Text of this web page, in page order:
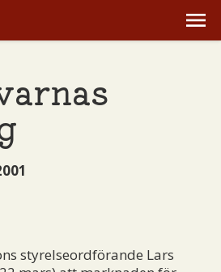
styrelseordförande Lars